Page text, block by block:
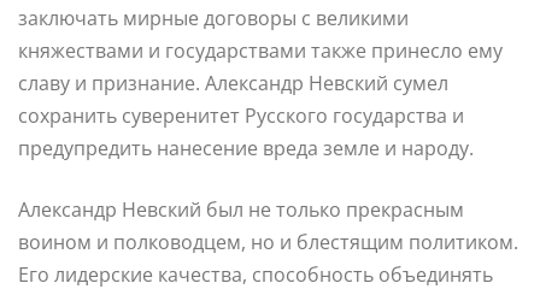
заключать мирные договоры с великими
княжествами и государствами также принесло ему
славу и признание. Александр Невский сумел
сохранить суверенитет Русского государства и
предупредить нанесение вреда земле и народу.
Александр Невский был не только прекрасным
воином и полководцем, но и блестящим политиком.
Его лидерские качества, способность объединять